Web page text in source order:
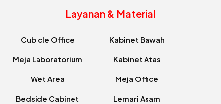
Layanan & Material
Cubicle Office
Meja Laboratorium
Wet Area
Bedside Cabinet
Kabinet Bawah
Kabinet Atas
Meja Office
Lemari Asam